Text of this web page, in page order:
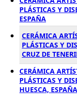
PLÁSTICAS Y
ESPAÑA
CERÁMICA
PLÁSTICAS Y
CRUZ DE
CERÁMICA
PLÁSTICAS Y
HUESCA, ESPAÑA